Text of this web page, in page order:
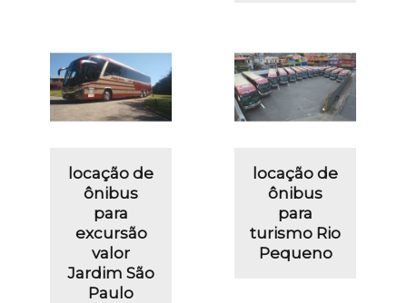
locação de
ônibus
para
excursão
valor
Jardim São
Paulo
locação de
ônibus
para
turismo Rio
Pequeno